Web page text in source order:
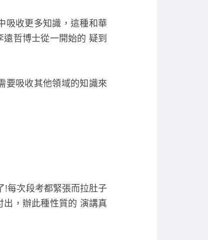
吸收更多知識，這種和華
哲博士從一開始的 疑到
要吸收其他領域的知識來
!每次段考都緊張而拉肚子
，辦此種性質的 演講真